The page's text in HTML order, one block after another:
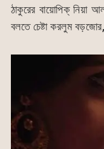
ঠাকুরের বায়োপিক্
বলতে চেষ্টা করলুম